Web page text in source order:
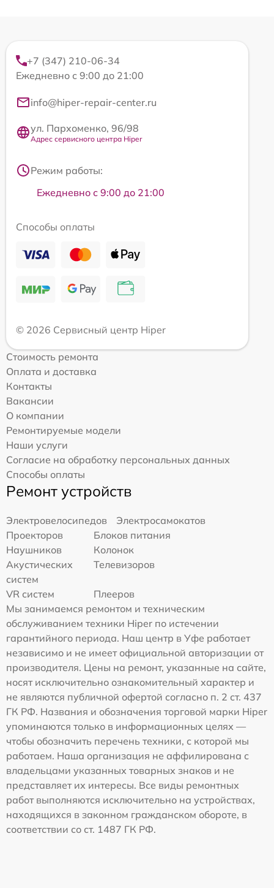
+7 (347) 210-06-34
Ежедневно с 9:00 до 21:00
info@hiper-repair-center.ru
ул. Пархоменко, 96/98
Адрес сервисного центра Hiper
Режим работы:
Ежедневно с 9:00 до 21:00
Способы оплаты
© 2026 Сервисный центр Hiper
Стоимость ремонта
Оплата и доставка
Контакты
Вакансии
О компании
Ремонтируемые модели
Наши услуги
Согласие на обработку персональных данных
Способы оплаты
Ремонт устройств
Электровелосипедов
Электросамокатов
Проекторов
Блоков питания
Наушников
Колонок
Акустических
систем
Телевизоров
VR систем
Плееров
Мы занимаемся ремонтом и техническим
обслуживанием техники Hiper по истечении
гарантийного периода. Наш центр в Уфе работает
независимо и не имеет официальной авторизации от
производителя. Цены на ремонт, указанные на сайте,
носят исключительно ознакомительный характер и
не являются публичной офертой согласно п. 2 ст. 437
ГК РФ. Названия и обозначения торговой марки Hiper
упоминаются только в информационных целях —
чтобы обозначить перечень техники, с которой мы
работаем. Наша организация не аффилирована с
владельцами указанных товарных знаков и не
представляет их интересы. Все виды ремонтных
работ выполняются исключительно на устройствах,
находящихся в законном гражданском обороте, в
соответствии со ст. 1487 ГК РФ.